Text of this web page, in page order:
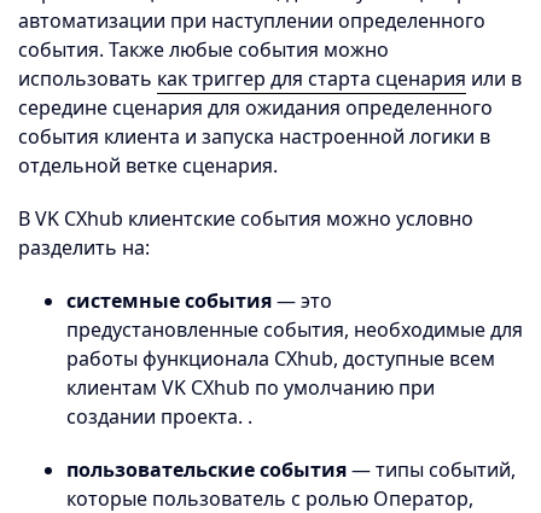
автоматизации при наступлении определенного
события. Также любые события можно
использовать как триггер для старта сценария или в
середине сценария для ожидания определенного
события клиента и запуска настроенной логики в
отдельной ветке сценария.
В VK CXhub клиентские события можно условно
разделить на:
системные события— это
предустановленные события, необходимые для
работы функционала CXhub, доступные всем
клиентам VK CXhub по умолчанию при
создании проекта. .
пользовательские события— типы событий,
которые пользователь с ролью Оператор,